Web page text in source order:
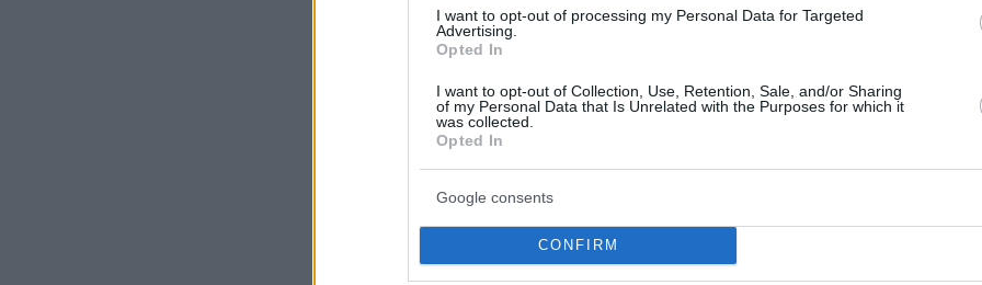
I want to opt-out of processing my Personal Data for Targeted
Advertising.
Opted In
I want to opt-out of Collection, Use, Retention, Sale, and/or Sharing
of my Personal Data that Is Unrelated with the Purposes for which it
was collected.
Opted In
Google consents
CONFIRM
ΙΩΑΝΝΑ ΕΥΘΥΜΙΟΥ, MONICA BELLUCCI, GARETH WITTSTOCK